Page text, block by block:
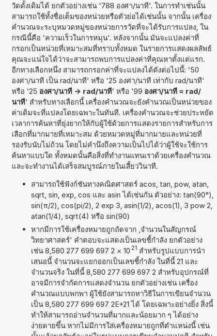
วัดดั้งเดิมได้ ยกตัวอย่างเช่น '788 องศา/นาที'. ในการทำเช่นนั้น
สามารถใช้ทั้งชื่อเต็มของหน่วยหรือตัวย่อได้เช่นนั้น จากนั้น เครื่อง
คำนวณจะระบุหมวดหมู่ของหน่วยการวัดที่จะได้รับการแปลง, ใน
กรณีนี้คือ 'ความเร็วในการหมุน'. หลังจากนั้น มันจะแปลงค่าที่
กรอกเป็นหน่วยที่เหมาะสมที่ทราบทั้งหมด ในรายการแสดงผลลัพธ์
คุณจะแน่ใจได้ว่าจะสามารถพบการแปลงค่าที่คุณหาตั้งแต่แรก.
อีกทางเลือกหนึ่ง สามารถกรอกค่าที่จะแปลงได้ดังต่อไปนี้: '50
องศา/นาที เป็น rad/นาที' หรือ '25 องศา/นาที เท่ากับ rad/นาที'
หรือ '25 องศา/นาที -> rad/นาที' หรือ '99 องศา/นาที = rad/
นาที' สำหรับทางเลือกนี้ เครื่องคำนวณจะยังคำนวณเป็นหน่วยของ
ค่าเดิมจะที่แปลงโดยเฉพาะในทันที. เครื่องคำนวณจะช่วยประหยัด
เวลาการค้นหาที่ยุ่งยากให้กับผู้ใช้ด้วยการแสดงรายการสำหรับการ
เลือกที่มากมายที่เหมาะสม ด้วยหมวดหมู่ที่มากมายและหน่วยที่
รองรับนับไม่ถ้วน โดยไม่คำนึงถึงความเป็นไปได้ว่าผู้ใช้จะใช้การ
ค้นหาแบบใด ทั้งหมดนั้นคือสิ่งที่ทำงานแทนเราด้วยเครื่องคำนวณ
และจะทำงานได้เสร็จสมบูรณ์ภายในเสี้ยววินาที.
สามารถใช้ฟังก์ชันทางคณิตศาสตร์ acos, tan, pow, atan,
sqrt, sin, exp, cos และ asin ได้เช่นกัน ตัวอย่าง: tan(90°),
sin(π/2), cos(pi/2), 2 exp 3, asin(1/2), acos(1), 3 pow 2,
atan(1/4), sqrt(4) หรือ sin(90)
หากมีการใช้เครื่องหมายถูกถัดจาก ,จำนวนในสัญกรณ์
วิทยาศาสตร์' คำตอบจะแสดงเป็นเลขชี้กำลัง ยกตัวอย่าง
เช่น 8,580 277 699 697 2 × 10 21 สำหรับรูปแบบการนำ
เสนอนี้ จำนวนจะแยกออกเป็นเลขชี้กำลัง ในที่นี้ 21 และ
จำนวนจริง ในที่นี้ 8,580 277 699 697 2 สำหรับอุปกรณ์ที่
อาจมีการจำกัดการแสดงจำนวน ยกตัวอย่างเช่น เครื่อง
คำนวณแบบพกพา ผู้ใช้ยังสามารถหาวิธีในการเขียนจำนวน
เป็น 8,580 277 699 697 2E+21 ได้ โดยเฉพาะอย่างยิ่ง สิ่งนี้
ทำให้สามารถอ่านจำนวนที่มากและน้อยมาก ๆ ได้อย่าง
ง่ายดายขึ้น หากไม่มีการใส่เครื่องหมายถูกที่ตำแหน่งนี้ เช่น